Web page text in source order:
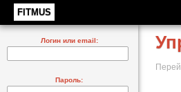
FITMUS
Логин или email:
Пароль: